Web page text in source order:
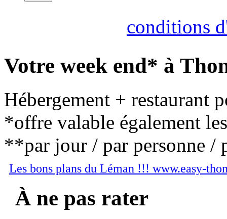
conditions
Votre week end* à
Hébergement + restaurant
*offre valable également
**par jour / par personne /
Les bons plans du Léman !!! www.easy-
À ne pas rater